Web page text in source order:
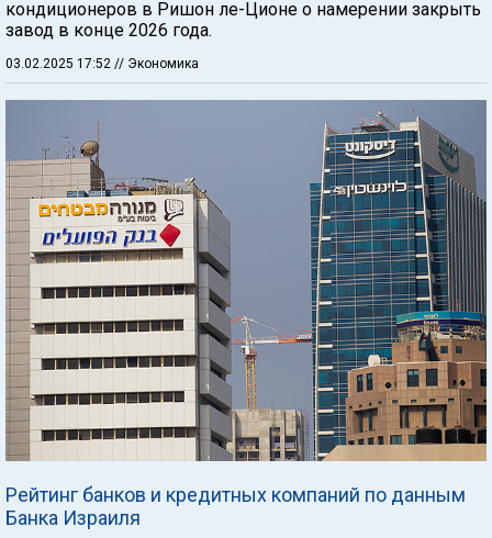
кондиционеров в Ришон ле-Ционе о намерении закрыть
завод в конце 2026 года.
03.02.2025 17:52 // Экономика
Рейтинг банков и кредитных компаний по данным
Банка Израиля